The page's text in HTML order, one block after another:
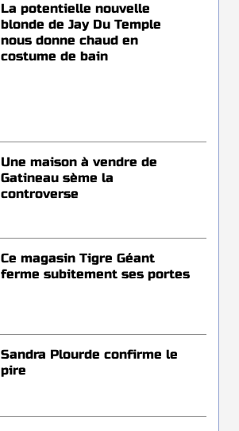
La potentielle nouvelle
blonde de Jay Du Temple
nous donne chaud en
costume de bain
Une maison à vendre de
Gatineau sème la
controverse
Ce magasin Tigre Géant
ferme subitement ses portes
Sandra Plourde confirme le
pire